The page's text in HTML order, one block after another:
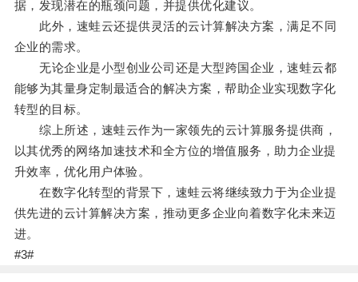
据，发现潜在的瓶颈问题，并提供优化建议。
此外，速蛙云还提供灵活的云计算解决方案，满足不同
企业的需求。
无论企业是小型创业公司还是大型跨国企业，速蛙云都
能够为其量身定制最适合的解决方案，帮助企业实现数字化
转型的目标。
综上所述，速蛙云作为一家领先的云计算服务提供商，
以其优秀的网络加速技术和全方位的增值服务，助力企业提
升效率，优化用户体验。
在数字化转型的背景下，速蛙云将继续致力于为企业提
供先进的云计算解决方案，推动更多企业向着数字化未来迈
进。
#3#